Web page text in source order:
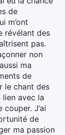
de
m’ont
révélant des
pas.
non
ma
de
le chant des
lien avec la
J’ai
de
ma passion